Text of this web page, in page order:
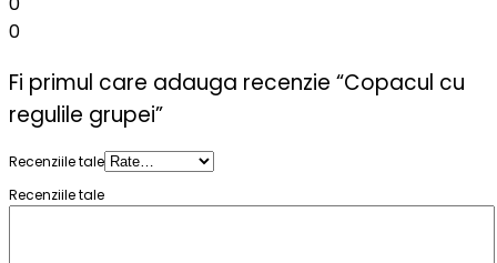
0
Fi primul care adauga recenzie “Copacul cu
regulile grupei”
Recenziile tale
Recenziile tale